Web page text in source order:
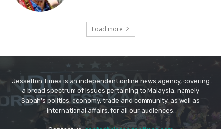
Jesselton Times is an independent online news agency, covering
a broad spectrum of issues pertaining to Malaysia, namely
Sabah's politics, economy, trade and community, as well as
international affairs, for all our audiences.